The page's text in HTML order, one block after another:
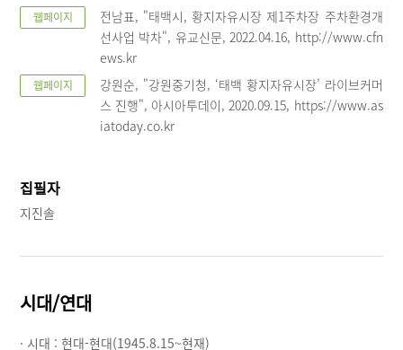
웹페이지
전남표, "태백시, 황지자유시장 제1주차장 주차환경개
선사업 박차", 유교신문, 2022.04.16, http://www.cfn
ews.kr
웹페이지
강원순, "강원중기청, ‘태백 황지자유시장’ 라이브커머
스 진행", 아시아투데이, 2020.09.15, https://www.as
iatoday.co.kr
집필자
지진솔
시대/연대
· 시대 :현대-현대(1945.8.15~현재)